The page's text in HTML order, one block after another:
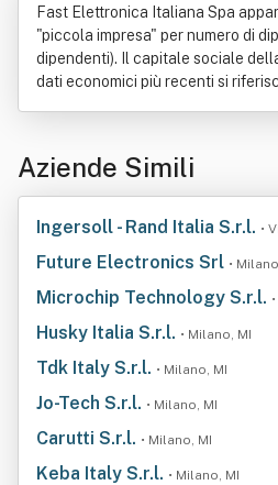
Fast Elettronica Italiana Spa
"piccola impresa" per numero di
dipendenti). Il capitale sociale
dati economici più recenti si
Aziende Simili
Ingersoll - Rand Italia S.r.l. •
Future Electronics Srl •
Microchip Technology S.r.l.
Husky Italia S.r.l. • Milano, MI
Tdk Italy S.r.l. • Milano, MI
Jo-Tech S.r.l. • Milano, MI
Carutti S.r.l. • Milano, MI
Keba Italy S.r.l. • Milano, MI